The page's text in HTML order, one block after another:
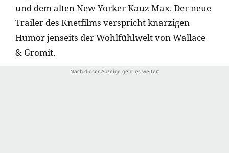
und dem alten New Yorker Kauz Max. Der neue
Trailer des Knetfilms verspricht knarzigen
Humor jenseits der Wohlfühlwelt von Wallace
& Gromit.